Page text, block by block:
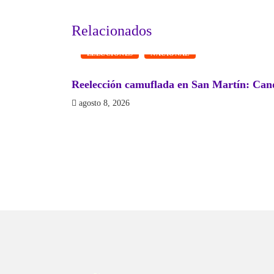
Relacionados
ELECCIONES NACIONAL
Reelección camuflada en San Martín:
agosto 8, 2026